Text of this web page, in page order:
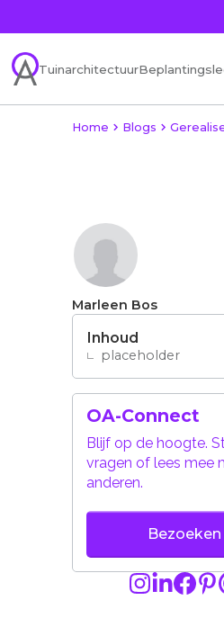
Tuinarchitectuur
Home Blogs
Marleen Bos
Inhoud
placeholder
OA-Connect
Blijf op de hoogte.
vragen of lees mee
anderen.
Bezoeken